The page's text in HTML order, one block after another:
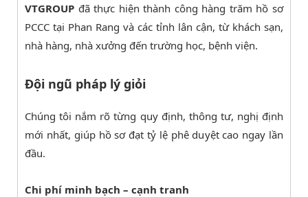
VTGROUP đã thực hiện thành công hàng trăm hồ sơ
PCCC tại Phan Rang và các tỉnh lân cận, từ khách sạn,
nhà hàng, nhà xưởng đến trường học, bệnh viện.
Đội ngũ pháp lý giỏi
Chúng tôi nắm rõ từng quy định, thông tư, nghị định
mới nhất, giúp hồ sơ đạt tỷ lệ phê duyệt cao ngay lần
đầu.
Chi phí minh bạch – cạnh tranh